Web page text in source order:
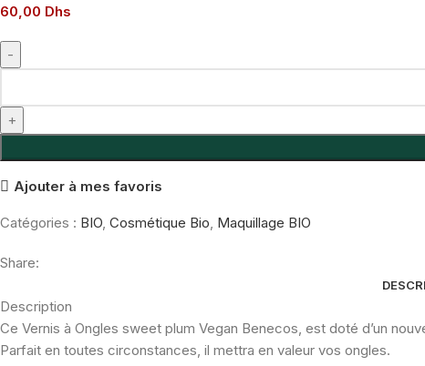
60,00 Dhs
Benecos
Polish
-
plum
Ajouter à mes favoris
Catégories : BIO, Cosmétique Bio, Maquillage BIO
Share:
Description
Ce Vernis à Ongles sweet plum Vegan Benecos, est doté d’un
Parfait en toutes circonstances, il mettra en valeur vos ongles.